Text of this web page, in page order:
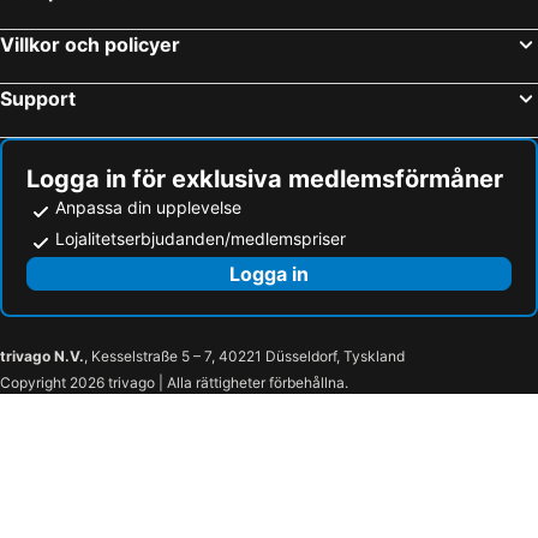
Villkor och policyer
Support
Logga in för exklusiva medlemsförmåner
Anpassa din upplevelse
Lojalitetserbjudanden/medlemspriser
Logga in
trivago N.V., Kesselstraße 5 – 7, 40221 Düsseldorf, Tyskland
Copyright 2026 trivago | Alla rättigheter förbehållna.